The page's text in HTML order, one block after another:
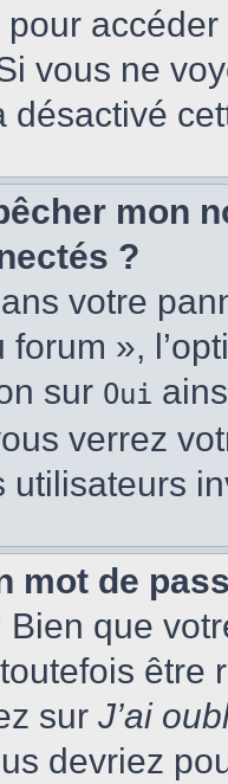
vous ne
désactivé
mon
?
votre
forum »,
sur Oui
verrez
utilisateurs
mot de
que
être
sur J’ai
devriez